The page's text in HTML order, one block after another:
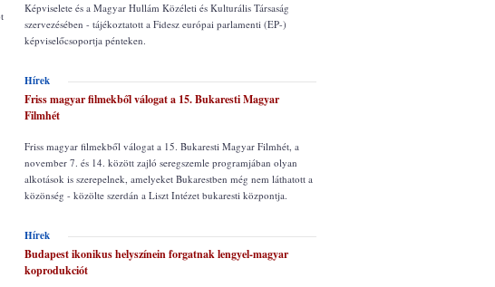
Képviselete és a Magyar Hullám Közéleti és Kulturális Társaság
szervezésében - tájékoztatott a Fidesz európai parlamenti (EP-)
képviselőcsoportja pénteken.
Hírek
Friss magyar filmekből válogat a 15. Bukaresti Magyar
Filmhét
Friss magyar filmekből válogat a 15. Bukaresti Magyar Filmhét, a
november 7. és 14. között zajló seregszemle programjában olyan
alkotások is szerepelnek, amelyeket Bukarestben még nem láthatott a
közönség - közölte szerdán a Liszt Intézet bukaresti központja.
Hírek
Budapest ikonikus helyszínein forgatnak lengyel-magyar
koprodukciót